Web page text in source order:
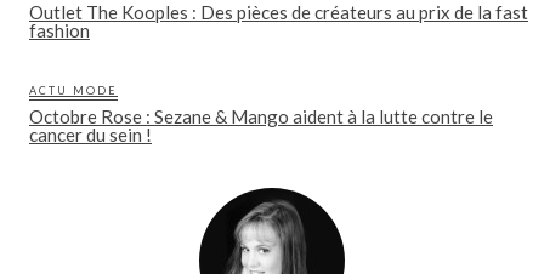
Outlet The Kooples : Des pièces de créateurs au prix de la fast
fashion
ACTU MODE
Octobre Rose : Sezane & Mango aident à la lutte contre le
cancer du sein !